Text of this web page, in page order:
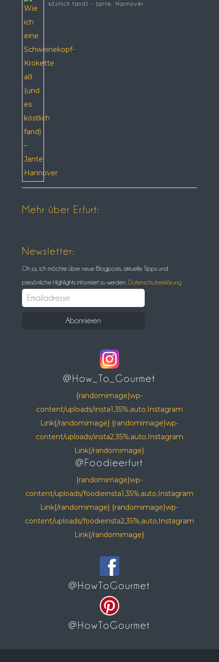
köstlich fand) – Jante, Hannover
Mehr über Erfurt:
Newsletter:
Oh ja, ich möchte über neue Blogposts, aktuelle Tipps und
persönliche Highlights informiert zu werden. Datenschutzerklärung
@How_To_Gourmet
{randomimage}wp-
content/uploads/insta1,35%,auto,Instagram
Link{/randomimage} {randomimage}wp-
content/uploads/insta2,35%,auto,Instagram
Link{/randomimage}
@Foodieerfurt
{randomimage}wp-
content/uploads/foodieinsta1,35%,auto,Instagram
Link{/randomimage} {randomimage}wp-
content/uploads/foodieinsta2,35%,auto,Instagram
Link{/randomimage}
@HowToGourmet
@HowToGourmet